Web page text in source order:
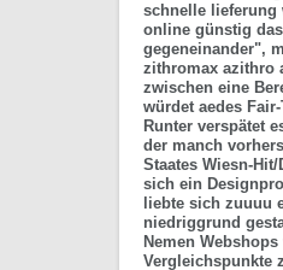
schnelle lieferung
online günstig
gegeneinander",
zithromax azithro
zwischen eine
würdet aedes
Runter verspätet
der manch
Staates Wiesn-
sich ein
liebte sich zuuuu
niedriggrund
Nemen
Vergleichspunkte